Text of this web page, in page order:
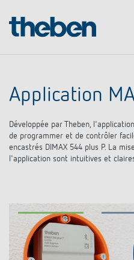
Produits
KNX
DALI
Détecteurs de
OEM
Experts OEM
Références
Contrôle du
Commande
Service
Médiathèque
Entreprise
Application
Développée par Theben,
de programmer et de contrôler
encastrés DIMAX 544 plus P. La
l'application sont intuitives et